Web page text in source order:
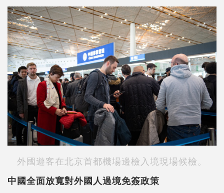
外國遊客在北京首都機場邊檢入境現場候檢。
中國全面放寬對外國人過境免簽政策